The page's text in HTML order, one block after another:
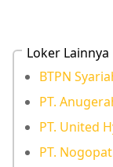
Loker Lainnya
BTPN
PT.
PT. United
PT.